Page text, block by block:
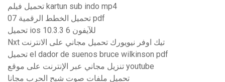
تحميل فيلم kartun sub indo mp4
تحميل الخطط الرقمية 07 pdf
تحميل ios 10.3.3 للآيفون 6
Nxt تيك اوفر نيويورك تحميل مجاني على الانترنت
تحميل el dador de suenos bruce wilkinson pdf
تنزيل مجاني عبر الإنترنت على موقع youtube
تحميل ملفات صوت شبح الحرب مجانا